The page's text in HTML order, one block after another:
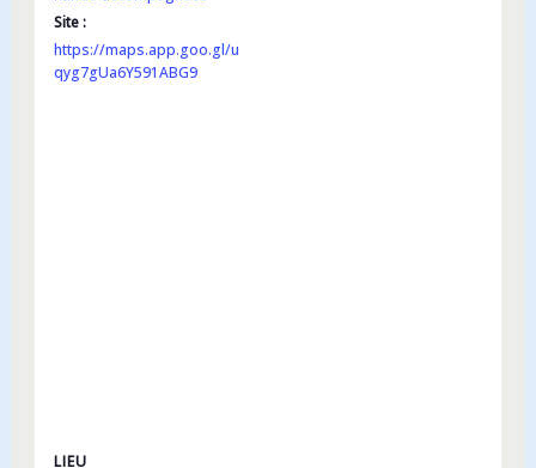
Site :
https://maps.app.goo.gl/u
qyg7gUa6Y591ABG9
LIEU